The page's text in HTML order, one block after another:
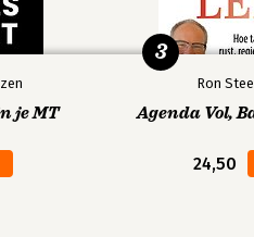
je MT
Ron
Agenda Vol,
24,50
3